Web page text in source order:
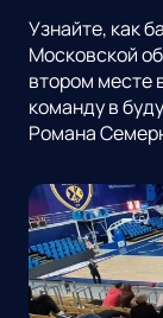
Узнайте, как
Московской
втором месте
команду в
Романа